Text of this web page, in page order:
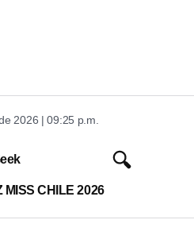
2026 | 09:25 p.m.
MISS CHILE 2026